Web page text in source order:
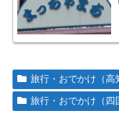
旅行・おでかけ（高
旅行・おでかけ（四